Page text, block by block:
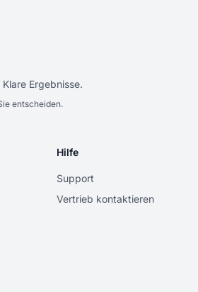
Ergebnisse.
entscheiden.
Hilfe
Support
Vertrieb kontaktieren